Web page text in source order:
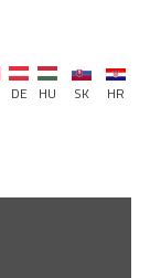
DE HU SK HR